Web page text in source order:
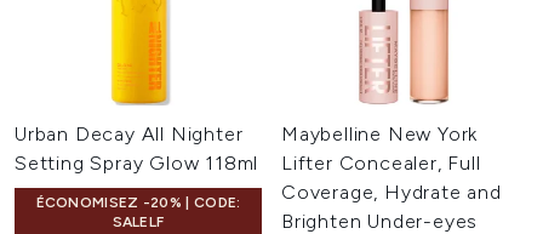
Urban Decay All Nighter
Setting Spray Glow 118ml
ÉCONOMISEZ -20% | CODE:
SALELF
Maybelline New York
Lifter Concealer, Full
Coverage, Hydrate and
Brighten Under-eyes